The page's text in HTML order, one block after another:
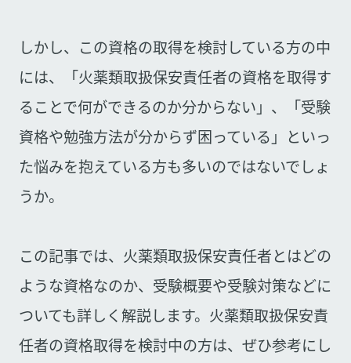
しかし、この資格の取得を検討している方の中
には、「火薬類取扱保安責任者の資格を取得す
ることで何ができるのか分からない」、「受験
資格や勉強方法が分からず困っている」といっ
た悩みを抱えている方も多いのではないでしょ
うか。
この記事では、火薬類取扱保安責任者とはどの
ような資格なのか、受験概要や受験対策などに
ついても詳しく解説します。火薬類取扱保安責
任者の資格取得を検討中の方は、ぜひ参考にし